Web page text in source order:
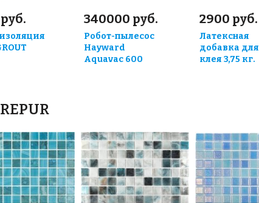
340000 руб.
Робот-пылесос
Hayward
Aquavac 600
2900 руб.
Латексная
добавка для
клея 3,75 кг.